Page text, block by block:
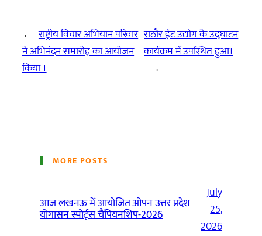
← राष्ट्रीय विचार अभियान परिवार
ने अभिनंदन समारोह का आयोजन
किया ।
राठौर ईट उद्योग के उद्घाटन
कार्यक्रम में उपस्थित हुआ।
→
MORE POSTS
आज लखनऊ में आयोजित ओपन उत्तर प्रदेश
योगासन स्पोर्ट्स चैंपियनशिप-2026
July
25,
2026